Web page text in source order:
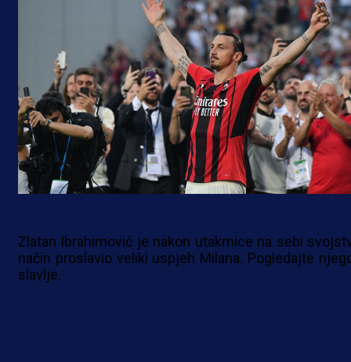
Zlatan Ibrahimović je nakon utakmice na sebi
način proslavio veliki uspjeh Milana. Pogledajte
slavlje.